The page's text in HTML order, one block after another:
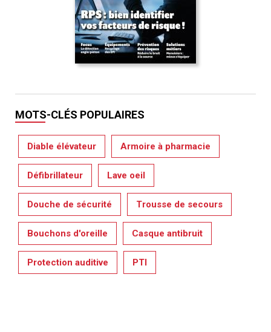
MOTS-CLÉS POPULAIRES
Diable élévateur Armoire à pharmacie
Défibrillateur Lave oeil
Douche de sécurité Trousse de secours
Bouchons d'oreille Casque antibruit
Protection auditive PTI